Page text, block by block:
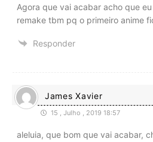
Agora que vai acabar acho que
remake tbm pq o primeiro anime
Responder
James Xavier
15 , Julho , 2019 18:57
aleluia, que bom que vai acabar,